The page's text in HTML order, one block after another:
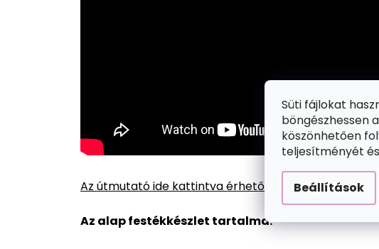
Süti fájlokat
böngészhessen
köszönhetően
teljesítményét
Beállítások
Az útmutató ide kattintva érhető el.
Az alap festékkészlet tartalma: